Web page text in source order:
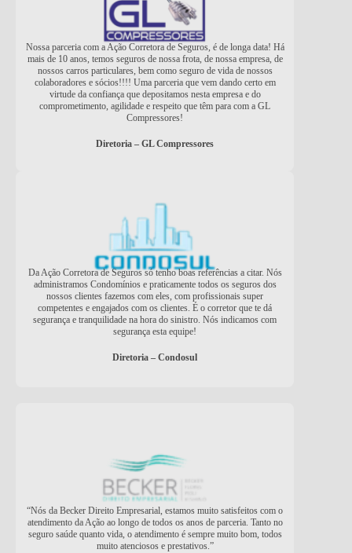
Nossa parceria com a Ação Corretora de Seguros, é de longa data! Há
mais de 10 anos, temos seguros de nossa frota, de nossa empresa, de
nossos carros particulares, bem como seguro de vida de nossos
colaboradores e sócios!!!! Uma parceria que vem dando certo em
virtude da confiança que depositamos nesta empresa e do
comprometimento, agilidade e respeito que têm para com a GL
Compressores!
Diretoria – GL Compressores
Da Ação Corretora de Seguros só tenho boas referências a citar. Nós
administramos Condomínios e praticamente todos os seguros dos
nossos clientes fazemos com eles, com profissionais super
competentes e engajados com os clientes. É o corretor que te dá
segurança e tranquilidade na hora do sinistro. Nós indicamos com
segurança esta equipe!
Diretoria – Condosul
“Nós da Becker Direito Empresarial, estamos muito satisfeitos com o
atendimento da Ação ao longo de todos os anos de parceria. Tanto no
seguro saúde quanto vida, o atendimento é sempre muito bom, todos
muito atenciosos e prestativos.”